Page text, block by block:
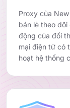
Proxy của
bán lẻ theo
động của đối
mại điện tử có
hoạt hệ thống